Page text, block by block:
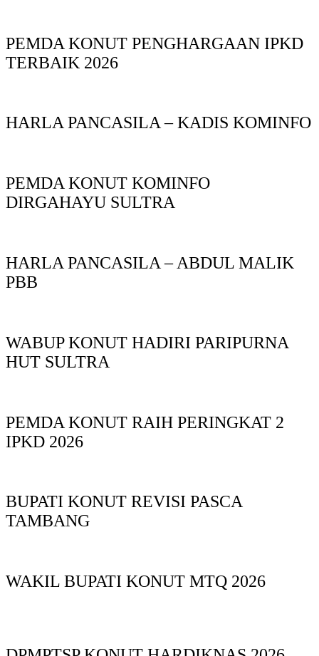
PEMDA KONUT PENGHARGAAN IPKD
TERBAIK 2026
HARLA PANCASILA – KADIS KOMINFO
PEMDA KONUT KOMINFO
DIRGAHAYU SULTRA
HARLA PANCASILA – ABDUL MALIK
PBB
WABUP KONUT HADIRI PARIPURNA
HUT SULTRA
PEMDA KONUT RAIH PERINGKAT 2
IPKD 2026
BUPATI KONUT REVISI PASCA
TAMBANG
WAKIL BUPATI KONUT MTQ 2026